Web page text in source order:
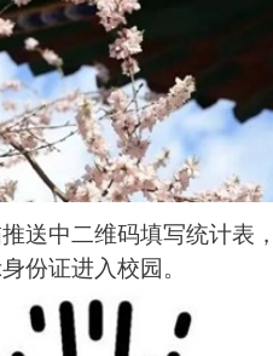
送中二维码填写统计表
份证进入校园。